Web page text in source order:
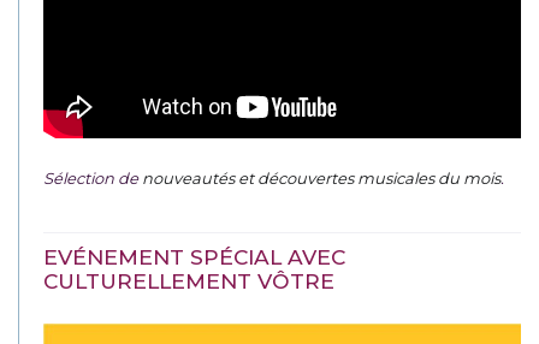
Sélection denouveautés et découvertes musicales du mois.
EVÉNEMENT SPÉCIAL AVEC
CULTURELLEMENT VÔTRE